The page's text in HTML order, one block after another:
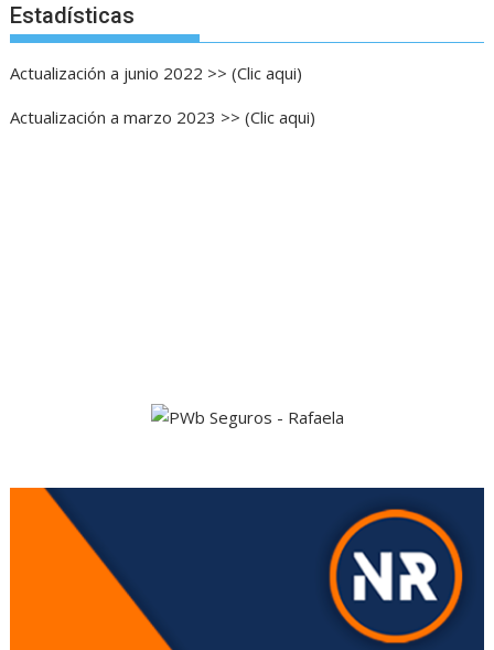
Estadísticas
Actualización a junio 2022 >> (Clic aqui)
Actualización a marzo 2023 >> (Clic aqui)